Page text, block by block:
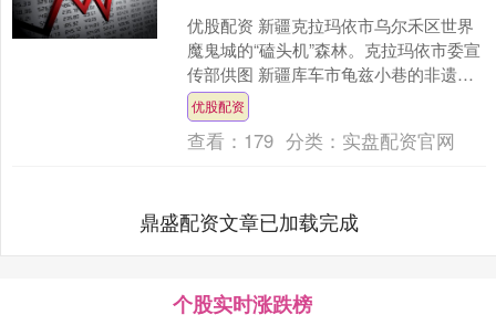
优股配资 新疆克拉玛依市乌尔禾区世界
魔鬼城的“磕头机”森林。克拉玛依市委宣
传部供图 新疆库车市龟兹小巷的非遗工
坊里，暑期支教大学生正在教孩子们跳
中国舞。本报记者....
优股配资
查看： 179 分类： 实盘配资官网
鼎盛配资文章已加载完成
个股实时涨跌榜